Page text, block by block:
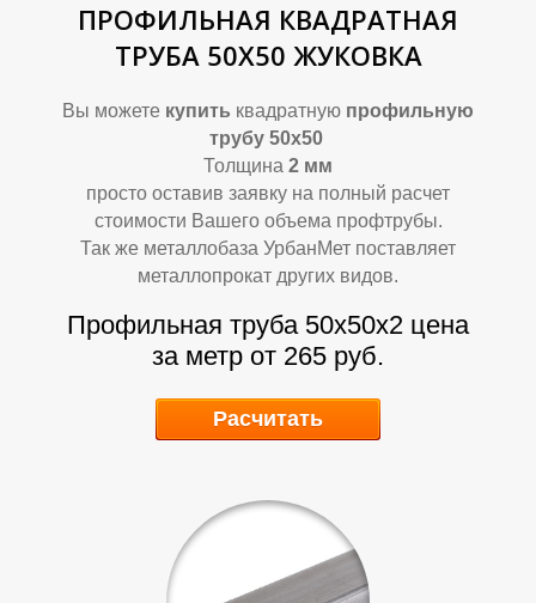
В
ПРОФИЛЬНАЯ КВАДРАТНАЯ
ТРУБА 50Х50 ЖУКОВКА
Вы можете купить квадратную профильную
трубу 50х50
Толщина 2 мм
просто оставив заявку на полный расчет
стоимости Вашего объема профтрубы.
Так же металлобаза УрбанМет поставляет
металлопрокат других видов.
Профильная труба 50х50х2 цена
за метр от 265 руб.
Расчитать
В